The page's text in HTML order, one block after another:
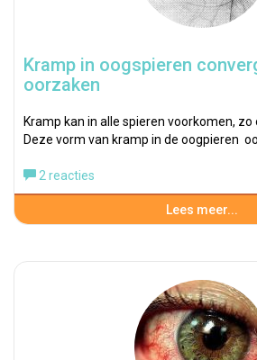
Kramp in oogspieren
oorzaken
Kramp kan in alle spieren voorkomen, zo
Deze vorm van kramp in de oogpieren
2 reacties
Lees meer...